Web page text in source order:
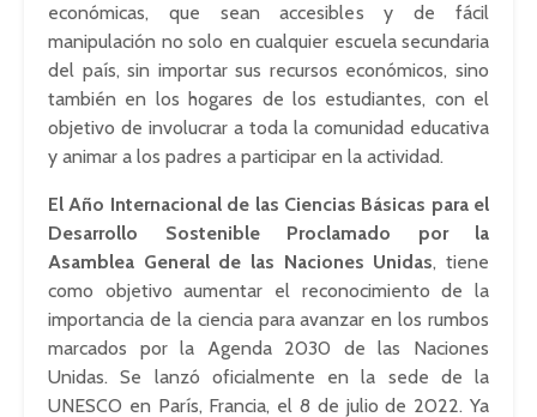
económicas, que sean accesibles y de fácil
manipulación no solo en cualquier escuela secundaria
del país, sin importar sus recursos económicos, sino
también en los hogares de los estudiantes, con el
objetivo de involucrar a toda la comunidad educativa
y animar a los padres a participar en la actividad.
El Año Internacional de las Ciencias Básicas para el
Desarrollo Sostenible Proclamado por la
Asamblea General de las Naciones Unidas, tiene
como objetivo aumentar el reconocimiento de la
importancia de la ciencia para avanzar en los rumbos
marcados por la Agenda 2030 de las Naciones
Unidas. Se lanzó oficialmente en la sede de la
UNESCO en París, Francia, el 8 de julio de 2022. Ya